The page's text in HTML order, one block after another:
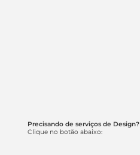
Precisando de serviços de Design?
Clique no botão abaixo: